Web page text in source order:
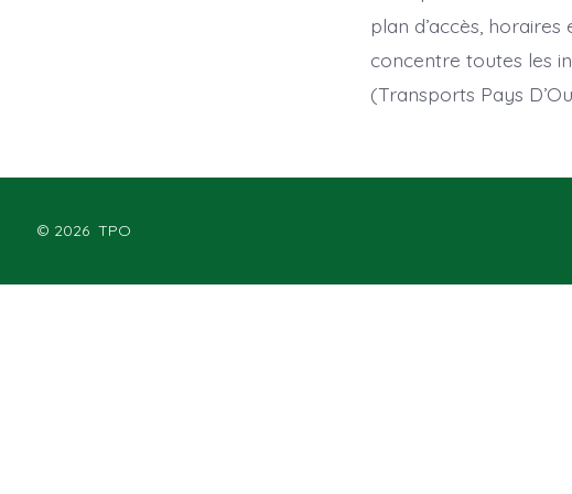
plan d’accès,
concentre toutes les
(Transports Pays
© 2026 TPO